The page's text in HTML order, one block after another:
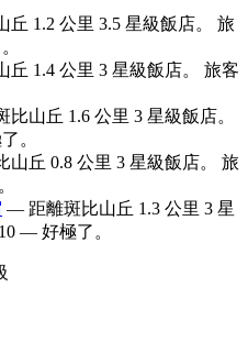
1.2 公里 3.5 星級飯店。 旅
1.4 公里 3 星級飯店。 旅客
山丘 1.6 公里 3 星級飯店。
。
丘 0.8 公里 3 星級飯店。 旅
— 距離斑比山丘 1.3 公里 3 星
— 好極了。